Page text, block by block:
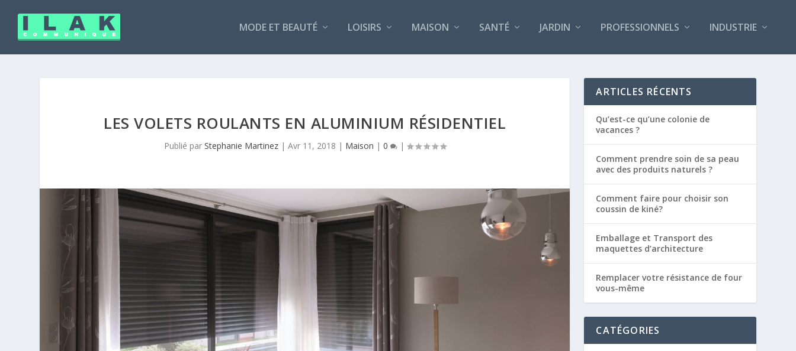
MODE ET BEAUTÉ LOISIRS MAISON SANTÉ JARDIN PROFESSIONNELS INDUSTRIE
LES VOLETS ROULANTS EN ALUMINIUM RÉSIDENTIEL
Publié par Stephanie Martinez| Avr 11, 2018 | Maison | 0 |
ARTICLES RÉCENTS
Qu’est-ce qu’une colonie de
vacances ?
Comment prendre soin de sa peau
avec des produits naturels ?
Comment faire pour choisir son
coussin de kiné?
Emballage et Transport des
maquettes d’architecture
Remplacer votre résistance de four
vous-même
CATÉGORIES